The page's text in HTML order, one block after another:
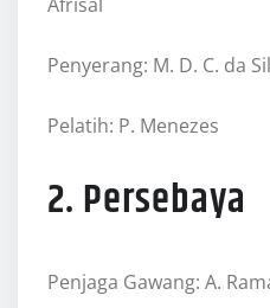
Penyerang: M. D. C. da
Pelatih: P. Menezes
2. Persebaya
Penjaga Gawang: A.